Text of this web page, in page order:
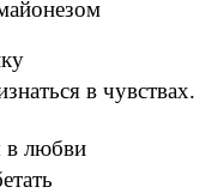
в чувствах.
в любви